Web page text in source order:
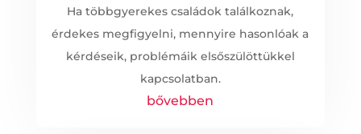
Ha többgyerekes családok találkoznak,
érdekes megfigyelni, mennyire hasonlóak a
kérdéseik, problémáik elsőszülöttükkel
kapcsolatban.
bővebben